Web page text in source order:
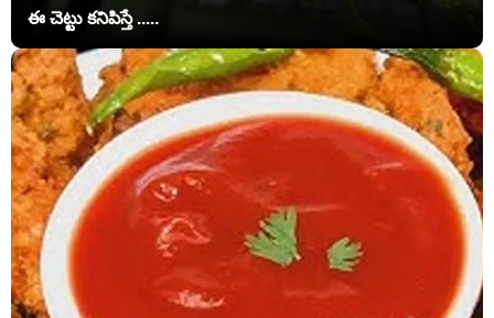
ఈ చెట్టు కనిపిస్తే .....